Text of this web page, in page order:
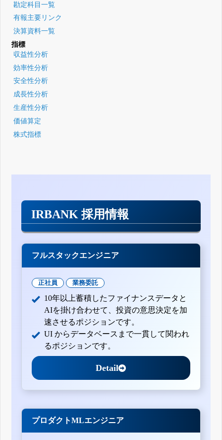
勘定科目一覧
有報主要リンク
決算資料一覧
指標
収益性分析
効率性分析
安全性分析
成長性分析
生産性分析
価値算定
株式指標
IRBANK 採用情報
フルスタックエンジニア
正社員 業務委託
10年以上蓄積したファイナンスデータと
AIを掛け合わせて、投資の意思決定を加
速させるポジションです。
UI からデータベースまで一貫して関われ
るポジションです。
Detail
プロダクトMLエンジニア